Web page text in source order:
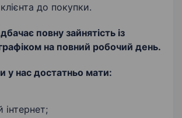
до покупки.
повну зайнятість із
на повний робочий день.
у нас достатньо мати:
інтернет;